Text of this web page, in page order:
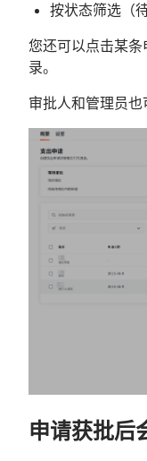
按状态筛选（
您还可以点击某
录。
审批人和管理员也
申请获批后